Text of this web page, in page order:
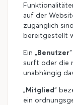
auf der
zugänglich
bereitgestellt
Ein „Benutzer
surft oder die
unabhängig
„Mitglied"
ein